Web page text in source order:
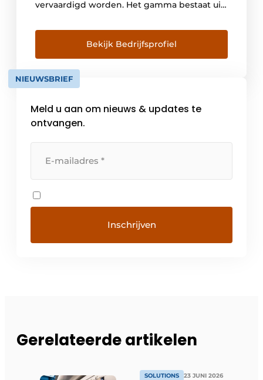
vervaardigd worden. Het gamma bestaat uit
kabelrupsen en kabels; motion plastics
genaamd. In België bedienen we meer dan
3000 klanten die actief zijn in grote
verscheidenheid van industrieën. Met de
online tools die terug te vinden zijn op […]
Bekijk Bedrijfsprofiel
NIEUWSBRIEF
Meld u aan om nieuws & updates te
ontvangen.
Gerelateerde artikelen
SOLUTIONS 23 JUNI 2026